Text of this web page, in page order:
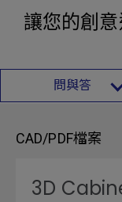
讓您的創
問與答
CAD/PDF檔案
3D